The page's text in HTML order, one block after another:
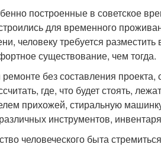
построенные в советское
для временного
человеку требуется
существование, чем тогда.
без составления
где, что будет стоять,
прихожей, стиральную
инструментов,
человеческого быта